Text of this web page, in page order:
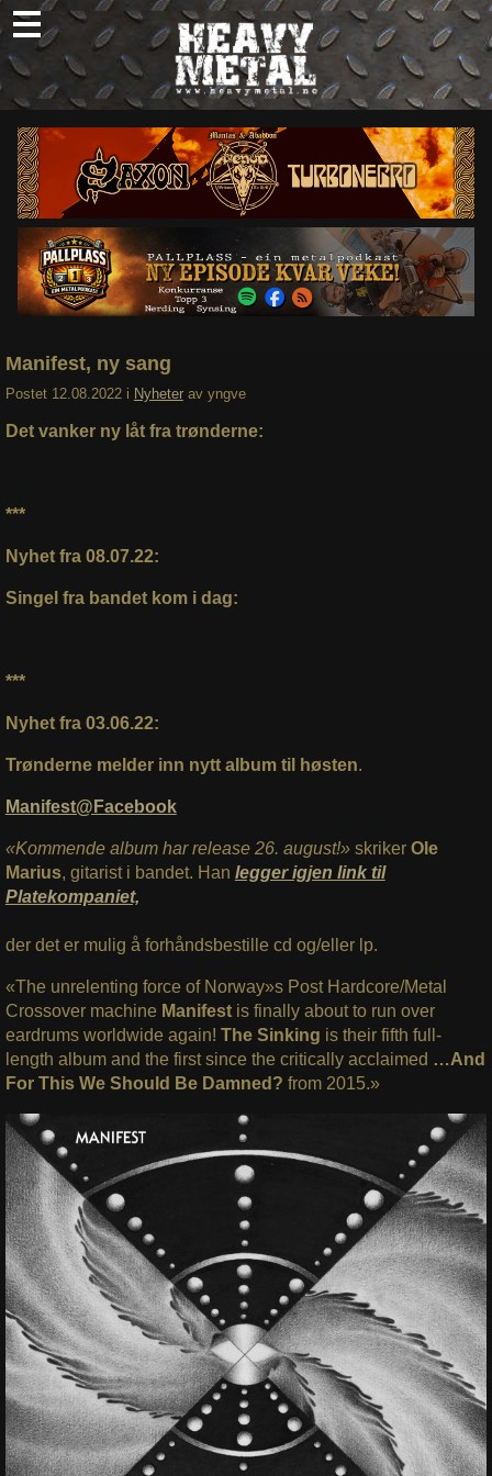
Skip
to
content
Nyheter
Omtaler
Intervjuer
Om oss
Abonner
Søk
Manifest, ny sang
Postet 12.08.2022 i Nyheter av yngve
Det vanker ny låt fra trønderne:
***
Nyhet fra 08.07.22:
Singel fra bandet kom i dag:
***
Nyhet fra 03.06.22:
Trønderne melder inn nytt album til høsten.
Manifest@Facebook
«Kommende album har release 26. august!»skriker Ole
Marius, gitarist i bandet. Han legger igjen link til
Platekompaniet,
der det er mulig å forhåndsbestille cd og/eller lp.
«The unrelenting force of Norway»s Post Hardcore/Metal
Crossover machine Manifest is finally about to run over
eardrums worldwide again! The Sinking is their fifth full-
length album and the first since the critically acclaimed …And
For This We Should Be Damned? from 2015.»